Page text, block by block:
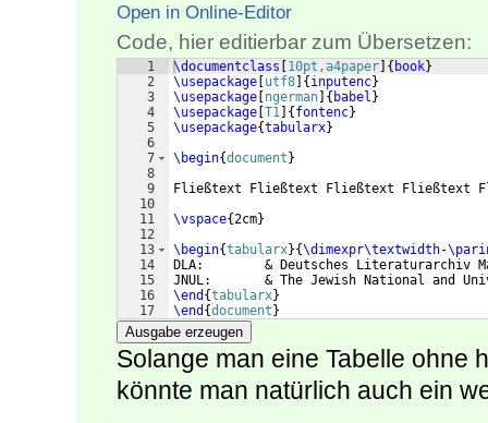
Open in Online-Editor
Code, hier editierbar zum Übersetzen:
1
2
3
4
5
6
7
8
9
10
11
12
13
14
15
16
17
\documentclass 10pt,a4paper { book}
\usepackage utf8 { inputenc}
\usepackage ngerman { babel }
\usepackage T1 { fontenc}
\usepackage{tabularx}
\begin{document }
Fließtext Fließtext Fließtext Fließtext
\vspace{2cm}
\begin{tabularx}{\dimexpr\textwidth-
DLA:        & Deutsches Literaturarchiv
JNUL:       & The Jewish National and
\end {tabularx}
\end {document }
Ausgabe erzeugen
Solange man eine Tabelle ohne
könnte man natürlich auch ein